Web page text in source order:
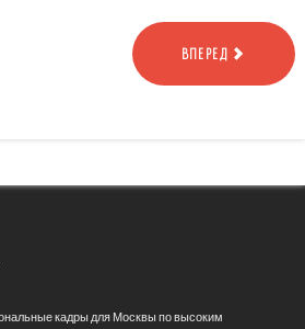
ВПЕРЕД
кадры для Москвы по высоким